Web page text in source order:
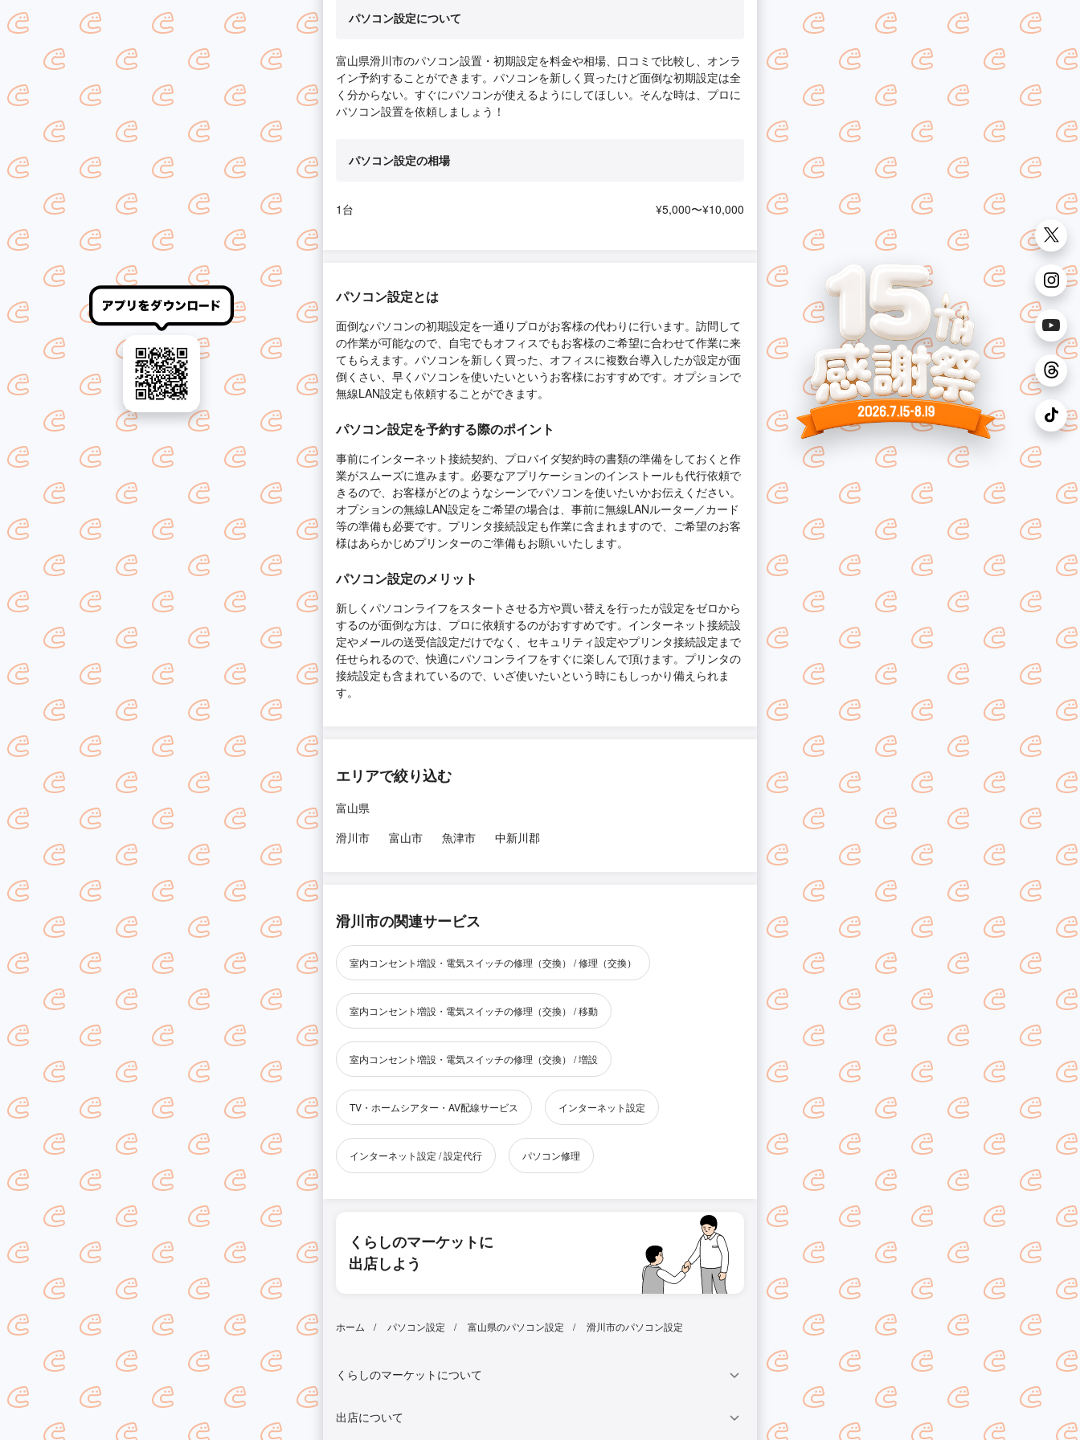
パソコン設定について
富山県滑川市のパソコン設置・初期設定を料金や相場、口コミで比較し、オンラ
イン予約することができます。パソコンを新しく買ったけど面倒な初期設定は全
く分からない。すぐにパソコンが使えるようにしてほしい。そんな時は、プロに
パソコン設置を依頼しましょう！
パソコン設定の相場
1台 ¥5,000〜¥10,000
パソコン設定とは
面倒なパソコンの初期設定を一通りプロがお客様の代わりに行います。訪問して
の作業が可能なので、自宅でもオフィスでもお客様のご希望に合わせて作業に来
てもらえます。パソコンを新しく買った、オフィスに複数台導入したが設定が面
倒くさい、早くパソコンを使いたいというお客様におすすめです。オプションで
無線LAN設定も依頼することができます。
パソコン設定を予約する際のポイント
事前にインターネット接続契約、プロバイダ契約時の書類の準備をしておくと作
業がスムーズに進みます。必要なアプリケーションのインストールも代行依頼で
きるので、お客様がどのようなシーンでパソコンを使いたいかお伝えください。
オプションの無線LAN設定をご希望の場合は、事前に無線LANルーター／カード
等の準備も必要です。プリンタ接続設定も作業に含まれますので、ご希望のお客
様はあらかじめプリンターのご準備もお願いいたします。
パソコン設定のメリット
新しくパソコンライフをスタートさせる方や買い替えを行ったが設定をゼロから
するのが面倒な方は、プロに依頼するのがおすすめです。インターネット接続設
定やメールの送受信設定だけでなく、セキュリティ設定やプリンタ接続設定まで
任せられるので、快適にパソコンライフをすぐに楽しんで頂けます。プリンタの
接続設定も含まれているので、いざ使いたいという時にもしっかり備えられま
す。
エリアで絞り込む
富山県
滑川市
富山市 魚津市 中新川郡
滑川市の関連サービス
室内コンセント増設・電気スイッチの修理（交換） / 修理（交換）
室内コンセント増設・電気スイッチの修理（交換） / 移動
室内コンセント増設・電気スイッチの修理（交換） / 増設
TV・ホームシアター・AV配線サービス インターネット設定
インターネット設定 / 設定代行 パソコン修理
くらしのマーケットに
出店しよう
ホーム パソコン設定 富山県のパソコン設定 滑川市のパソコン設定
くらしのマーケットについて
出店について